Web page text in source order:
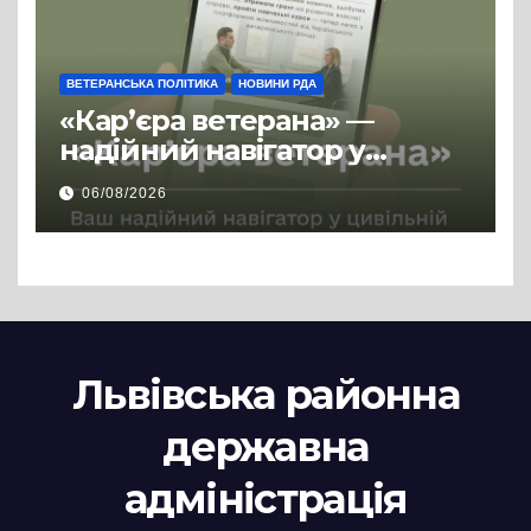
ВЕТЕРАНСЬКА ПОЛІТИКА НОВИНИ РДА
«Кар’єра ветерана» —
надійний навігатор у
цивільній професії
06/08/2026
Львівська районна
державна
адміністрація